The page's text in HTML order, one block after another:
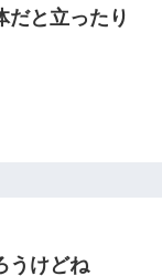
だと立ったり
うけどね